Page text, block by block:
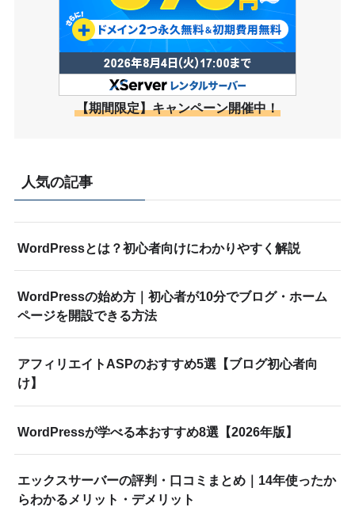
【期間限定】キャンペーン開催中！
人気の記事
WordPressとは？初心者向けにわかりやすく解説
WordPressの始め方｜初心者が10分でブログ・ホーム
ページを開設できる方法
アフィリエイトASPのおすすめ5選【ブログ初心者向
け】
WordPressが学べる本おすすめ8選【2026年版】
エックスサーバーの評判・口コミまとめ｜14年使ったか
らわかるメリット・デメリット